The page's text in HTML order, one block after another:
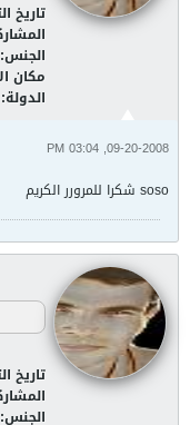
تاريخ
الجنس:
مكان
الدولة:
09-20-2008, 03:04 PM
soso شكرا للمرورر الكريم
تاريخ
الجنس: